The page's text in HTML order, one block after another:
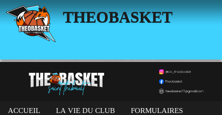
THEOBASKET
ACCUEIL LA VIE DU CLUB FORMULAIRES
Panneau de gestion des cookies